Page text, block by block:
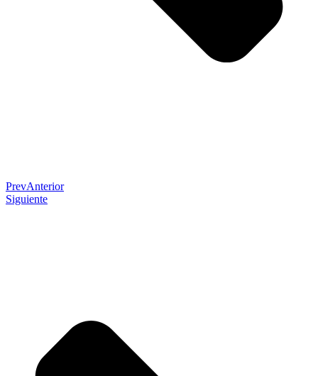
PrevAnterior
Siguiente